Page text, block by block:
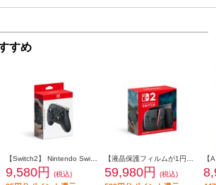
すめ
【Switch2】 Nintendo Switch 2 Proコントローラー
9,580円 (税込)
【液晶保護フィルムが1円で購入できる！】 【Switch2】 ニンテンドースイッチ2本体（日本語・国内専用）
59,980円 (税込)